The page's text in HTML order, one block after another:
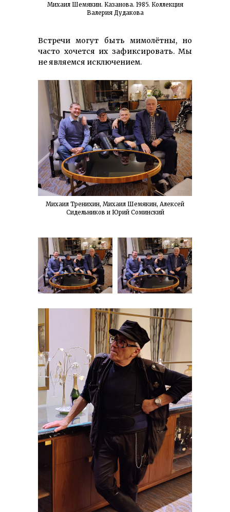
Михаил Шемякин. Казанова. 1985. Коллекция
Валерия Дудакова
Встречи могут быть мимолётны, но
часто хочется их за­фикси­ро­вать. Мы
не являемся исключением.
Михаил Тренихин, Михаил Шемякин, Алексей
Сидельников и Юрий Соминский